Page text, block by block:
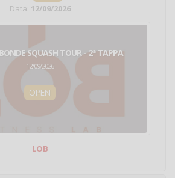
Data: 12/09/2026
SQUASH TOUR - 2ª TAPPA
12/09/2026
OPEN
LOB